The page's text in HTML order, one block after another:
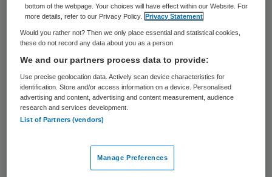
flink geholpen door gunstige
wisselkoerseffecten. Zonder die rugwind
was de omzetgroei op 3 procent
uitgekomen. De orderontvangst nam op
vergelijkbare basis met 15 procent toe.
Nettoverlies
Op de totale kwartaalomzet van 7,1 miljard
(plus 9 procent) euro leed Philips een
bottom of the webpage. Your choices will have effect within our Website. For
more details, refer to our Privacy Policy.
Privacy Statement
Would you rather not? Then we only place essential and statistical cookies,
these do not record any data about you as a person
We and our partners process data to provide:
Use precise geolocation data. Actively scan device characteristics for
identification. Store and/or access information on a device. Personalised
advertising and content, advertising and content measurement, audience
research and services development.
List of Partners (vendors)
Manage Preferences